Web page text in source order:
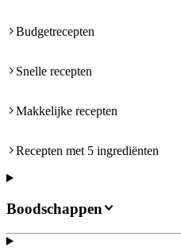
Budgetrecepten
Snelle recepten
Makkelijke recepten
Recepten met 5 ingrediënten
Boodschappen